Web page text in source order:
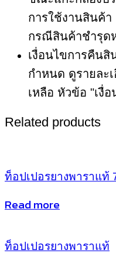
การใช้งานสินค้
กรณีสินค้าชำรุด
เงื่อนไขการคืนสิ
กำหนด ดูรายละ
เหลือ หัวข้อ "เงื่
Related products
ท็อปเปอรยางพาราแท้
Read more
ท็อปเปอรยางพาราแท้